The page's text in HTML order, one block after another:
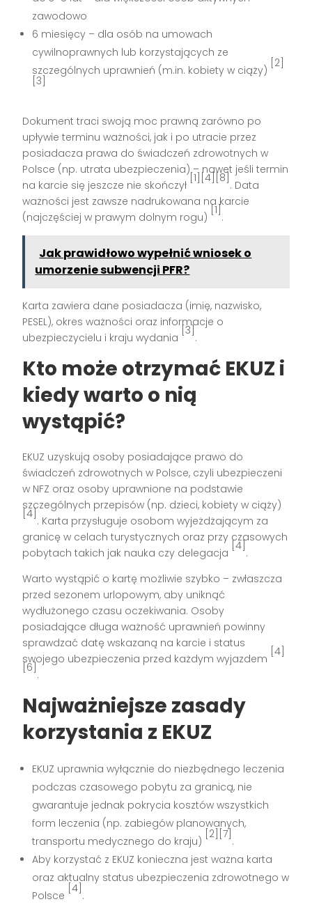
zawodowo
6 miesięcy – dla osób na umowach
cywilnoprawnych lub korzystających ze
szczególnych uprawnień (m.in. kobiety w ciąży)
[2]
[3]
Dokument traci swoją moc prawną zarówno po
upływie terminu ważności, jak i po utracie przez
posiadacza prawa do świadczeń zdrowotnych w
Polsce (np. utrata ubezpieczenia) – nawet jeśli termin
na karcie się jeszcze nie skończył
[1][4][8]
. Data
ważności jest zawsze nadrukowana na karcie
(najczęściej w prawym dolnym rogu)
[1]
.
Jak prawidłowo wypełnić wniosek o
umorzenie subwencji PFR?
Karta zawiera dane posiadacza (imię, nazwisko,
PESEL), okres ważności oraz informacje o
ubezpieczycielu i kraju wydania
[3]
.
Kto może otrzymać EKUZ i
kiedy warto o nią
wystąpić?
EKUZ uzyskują osoby posiadające prawo do
świadczeń zdrowotnych w Polsce, czyli ubezpieczeni
w NFZ oraz osoby uprawnione na podstawie
szczególnych przepisów (np. dzieci, kobiety w ciąży)
[4]
. Karta przysługuje osobom wyjeżdżającym za
granicę w celach turystycznych oraz przy czasowych
pobytach takich jak nauka czy delegacja
[4]
.
Warto wystąpić o kartę możliwie szybko – zwłaszcza
przed sezonem urlopowym, aby uniknąć
wydłużonego czasu oczekiwania. Osoby
posiadające długa ważność uprawnień powinny
sprawdzać datę wskazaną na karcie i status
swojego ubezpieczenia przed każdym wyjazdem
[4]
[6]
.
Najważniejsze zasady
korzystania z EKUZ
EKUZ uprawnia wyłącznie do niezbędnego leczenia
podczas czasowego pobytu za granicą, nie
gwarantuje jednak pokrycia kosztów wszystkich
form leczenia (np. zabiegów planowanych,
transportu medycznego do kraju)
[2][7]
.
Aby korzystać z EKUZ konieczna jest ważna karta
oraz aktualny status ubezpieczenia zdrowotnego w
Polsce
[4]
.